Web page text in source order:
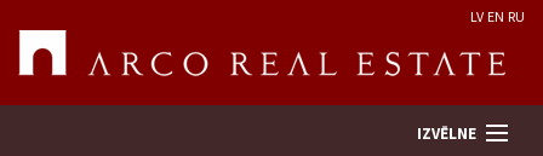
LV EN RU
IZVĒLNE